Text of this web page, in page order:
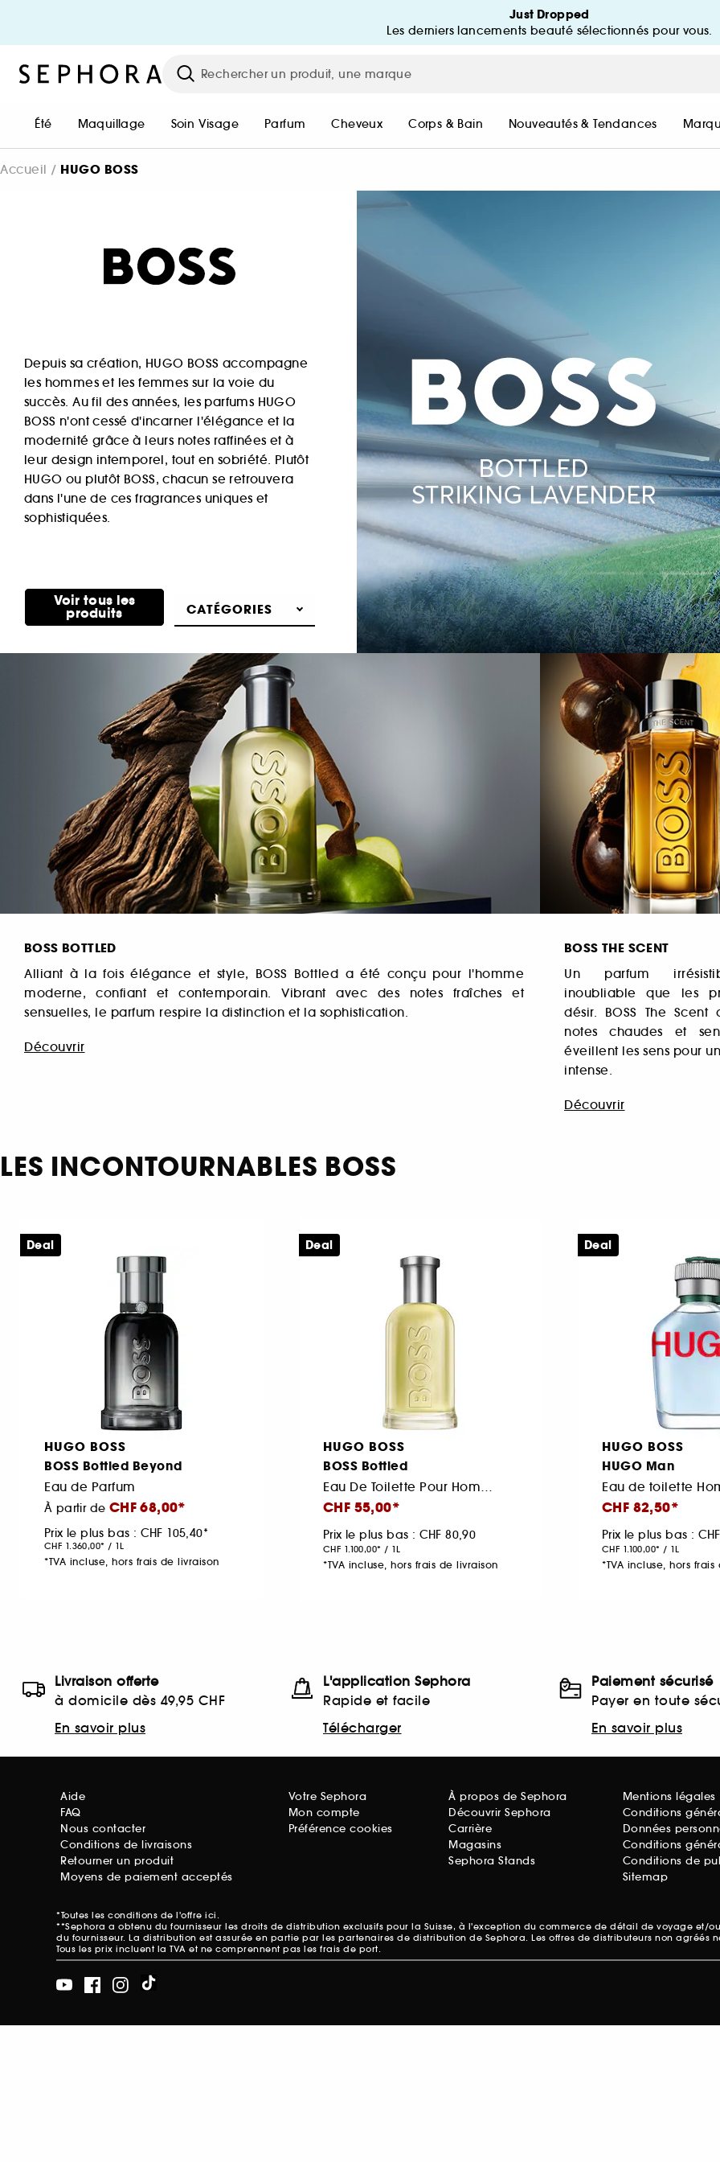
Just Dropped
Les derniers lancements beauté sélectionnés pour vous.
Me connecter / M'inscrire
Été Maquillage Soin Visage Parfum Cheveux Corps & Bain Nouveautés & Tendances
Accueil HUGO BOSS
Depuis sa création, HUGO BOSS accompagne
les hommes et les femmes sur la voie du
succès. Au fil des années, les parfums HUGO
BOSS n'ont cessé d'incarner l'élégance et la
modernité grâce à leurs notes raffinées et à
leur design intemporel, tout en sobriété. Plutôt
HUGO ou plutôt BOSS, chacun se retrouvera
dans l'une de ces fragrances uniques et
sophistiquées.
Voir tous les
produits CATÉGORIES
Découvrir
BOSS BOTTLED
Alliant à la fois élégance et style, BOSS Bottled a été conçu pour l'homme
moderne, confiant et contemporain. Vibrant avec des notes fraîches et
sensuelles, le parfum respire la distinction et la sophistication.
Découvrir
BOSS THE SCENT
Un parfum
inoubliable que les
désir. BOSS The Scent
notes chaudes et
éveillent les sens pour
intense.
Découvrir
LES INCONTOURNABLES BOSS
HUGO BOSS
BOSS Bottled Beyond
Eau de Parfum
À partir de CHF 68,00
Prix le plus bas : CHF 105,40
CHF 1.360,00 / 1L
*TVA incluse, hors frais de livraison
Deal
HUGO BOSS
BOSS Bottled
Eau De Toilette Pour Homme
CHF 55,00
Prix le plus bas : CHF 80,90
CHF 1.100,00 / 1L
*TVA incluse, hors frais de livraison
Deal
HUGO BOSS
HUGO Man
CHF 82,50
Prix le plus bas :
CHF 1.100,00 / 1L
*TVA incluse, hors
Deal
Livraison offerte
à domicile dès 49,95 CHF
En savoir plus
L'application Sephora
Rapide et facile
Télécharger
Paiement sécurisé
Payer en toute
En savoir plus
Aide
FAQ
Nous contacter
Conditions de livraisons
Retourner un produit
Moyens de paiement acceptés
Votre Sephora
Mon compte
Préférence cookies
À propos de Sephora
Découvrir Sephora
Carrière
Magasins
Sephora Stands
Mentions légales
Conditions
Données
Conditions
Conditions de
Sitemap
*Toutes les conditions de l'offre ici .
**Sephora a obtenu du fournisseur les droits de distribution exclusifs pour la Suisse, à l'exception du commerce de détail de voyage et/
du fournisseur. La distribution est assurée en partie par les partenaires de distribution de Sephora. Les offres de distributeurs non agréés
Tous les prix incluent la TVA et ne comprennent pas les frais de port.